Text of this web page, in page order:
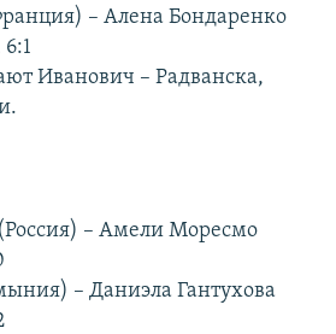
– Алена Бондаренко
Иванович – Радванска,
– Амели Моресмо
– Даниэла Гантухова